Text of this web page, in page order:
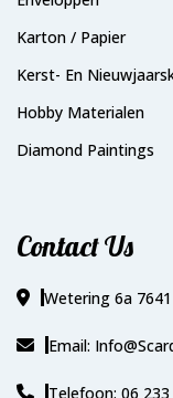
Karton / Papier
Kerst- En
Hobby Materialen
Diamond Paintings
Contact Us
Wetering 6a
Email:
Telefoon: 06 233